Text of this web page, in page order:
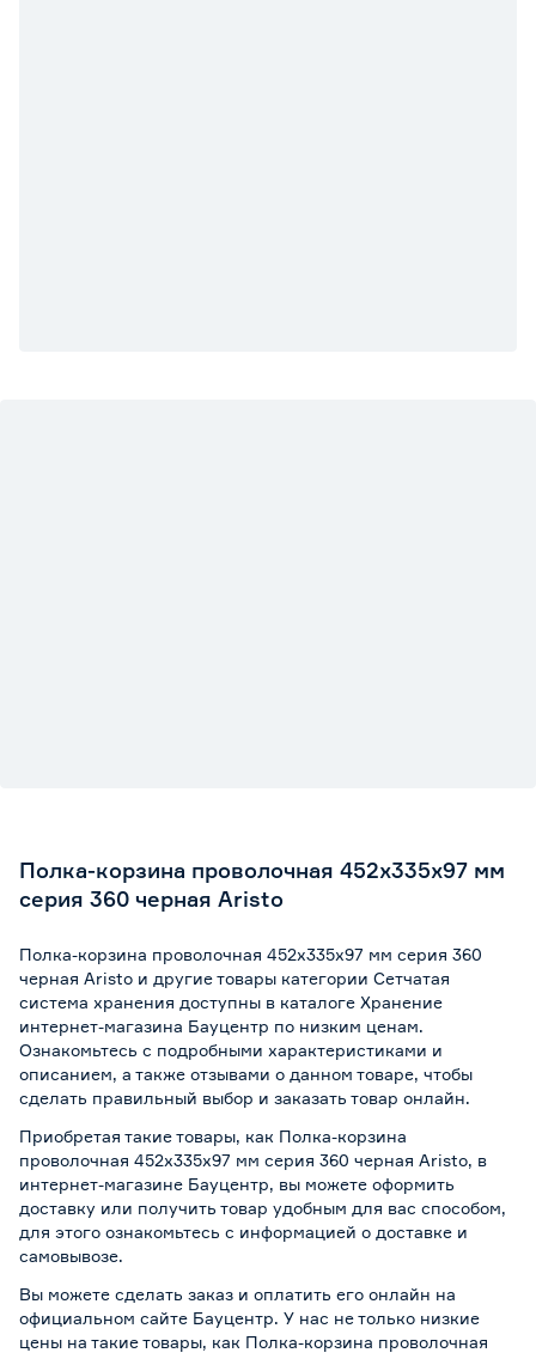
Полка-корзина проволочная 452х335х97 мм
серия 360 черная Aristo
Полка-корзина проволочная 452х335х97 мм серия 360
черная Aristo и другие товары категории Сетчатая
система хранения доступны в каталоге Хранение
интернет-магазина Бауцентр по низким ценам.
Ознакомьтесь с подробными характеристиками и
описанием, а также отзывами о данном товаре, чтобы
сделать правильный выбор и заказать товар онлайн.
Приобретая такие товары, как Полка-корзина
проволочная 452х335х97 мм серия 360 черная Aristo, в
интернет-магазине Бауцентр, вы можете оформить
доставку или получить товар удобным для вас способом,
для этого ознакомьтесь с информацией о доставке и
самовывозе.
Вы можете сделать заказ и оплатить его онлайн на
официальном сайте Бауцентр. У нас не только низкие
цены на такие товары, как Полка-корзина проволочная